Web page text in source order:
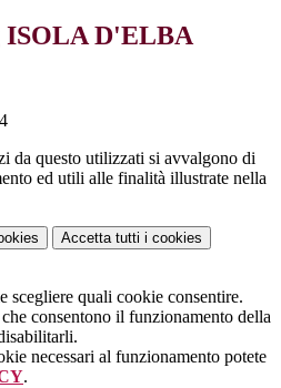
ISOLA D'ELBA
da questo utilizzati si avvalgono di
ed utili alle finalità illustrate nella
Accetta tutti i cookies
scegliere quali cookie consentire.
consentono il funzionamento della
necessari al funzionamento potete
.